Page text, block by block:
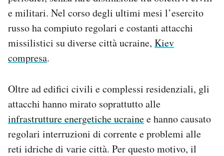
e militari. Nel corso degli ultimi mesi l’esercito
russo ha compiuto regolari e costanti attacchi
missilistici su diverse città ucraine, Kiev
compresa.
Oltre ad edifici civili e complessi residenziali, gli
attacchi hanno mirato soprattutto alle
infrastrutture energetiche ucrainee hanno causato
regolari interruzioni di corrente e problemi alle
reti idriche di varie città. Per questo motivo, il